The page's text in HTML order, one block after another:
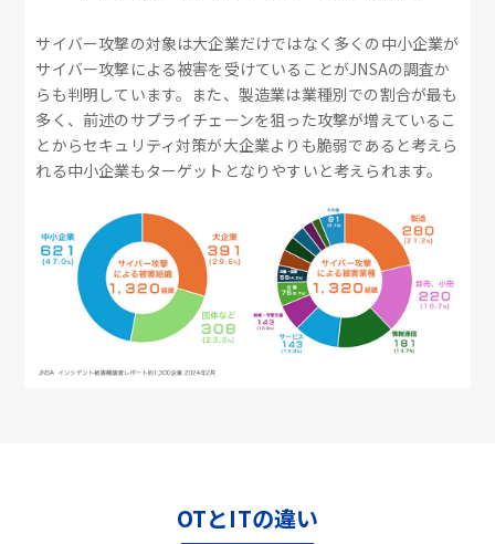
サイバー攻撃の対象は大企業だけではなく多くの中小企業が
サイバー攻撃による被害を受けていることがJNSAの調査か
らも判明しています。また、製造業は業種別での割合が最も
多く、前述のサプライチェーンを狙った攻撃が増えているこ
とからセキュリティ対策が大企業よりも脆弱であると考えら
れる中小企業もターゲットとなりやすいと考えられます。
OTとITの違い